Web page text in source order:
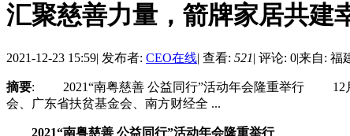
汇聚慈善力量，箭牌家居共建
2021-12-23 15:59| 发布者: CEO在线| 查看: 521| 评论: 0|来自: 福
摘要: 2021“南粤慈善 公益同行”活动年会隆重举行 12月
会、广东省扶贫基金会、南方财经全 ...
2021“南粤慈善 公益同行”活动年会隆重举行